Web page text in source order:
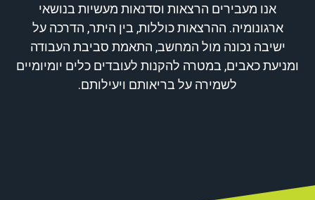
אנו מעבירים הרצאות וסדנאות מעשיות בנושאי
ארגונומיה. ההרצאות כוללות, בין היתר, הדרכה על
ישיבה נכונה מול המחשב, התאמת סביבת העבודה
ומניעת כאבים, במטרה להקנות לעובדים כלים יומיומיים
לשמירה על בריאותם ויעילותם.